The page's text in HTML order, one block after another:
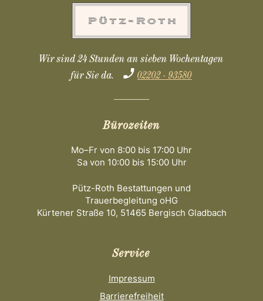
Wir sind 24 Stunden an sieben Wochentagen
für Sie da.
02202 - 93580
Bürozeiten
Mo–Fr von 8:00 bis 17:00 Uhr
Sa von 10:00 bis 15:00 Uhr
Pütz-Roth Bestattungen und
Trauerbegleitung oHG
Kürtener Straße 10, 51465 Bergisch Gladbach
Service
Impressum
Barrierefreiheit